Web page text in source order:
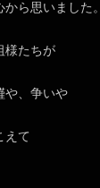
ら思いました。
様たちが
や、争いや
えて